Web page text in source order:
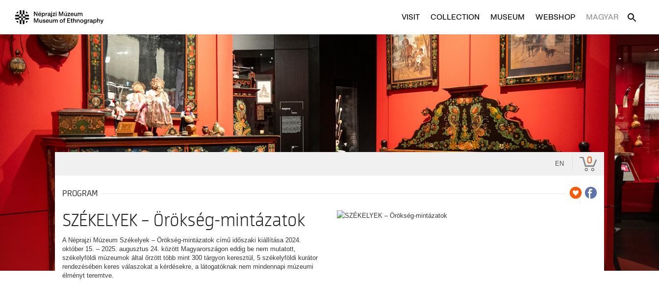
VISIT COLLECTION MUSEUM WEBSHOP MAGYAR
EN 0
PROGRAM
SZÉKELYEK – Örökség-mintázatok
A Néprajzi Múzeum Székelyek – Örökség-mintázatok című időszaki kiállítása 2024.
október 15. – 2025. augusztus 24. között Magyarországon eddig be nem mutatott,
székelyföldi múzeumok által őrzött több mint 300 tárgyon keresztül, 5 székelyföldi kurátor
rendezésében keres válaszokat a kérdésekre, a látogatóknak nem mindennapi múzeumi
élményt teremtve.